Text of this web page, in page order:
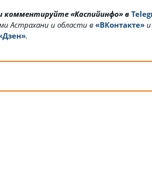
комментируйте «Каспийинфо» в
Астрахани и области в «ВКонтакте» и
.